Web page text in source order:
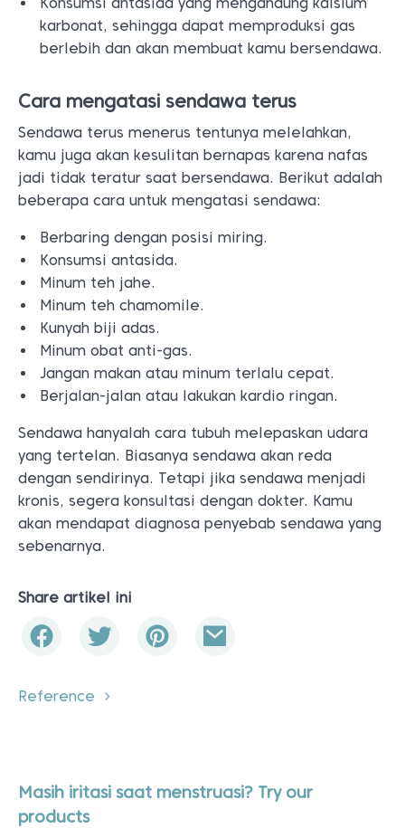
karbonat, sehingga dapat memproduksi gas
berlebih dan akan membuat kamu bersendawa.
Cara mengatasi sendawa terus
Sendawa terus menerus tentunya melelahkan,
kamu juga akan kesulitan bernapas karena nafas
jadi tidak teratur saat bersendawa. Berikut adalah
beberapa cara untuk mengatasi sendawa:
Berbaring dengan posisi miring.
Konsumsi antasida.
Minum teh jahe.
Minum teh chamomile.
Kunyah biji adas.
Minum obat anti-gas.
Jangan makan atau minum terlalu cepat.
Berjalan-jalan atau lakukan kardio ringan.
Sendawa hanyalah cara tubuh melepaskan udara
yang tertelan. Biasanya sendawa akan reda
dengan sendirinya. Tetapi jika sendawa menjadi
kronis, segera konsultasi dengan dokter. Kamu
akan mendapat diagnosa penyebab sendawa yang
sebenarnya.
Share artikel ini
Reference
Masih iritasi saat menstruasi? Try our
products